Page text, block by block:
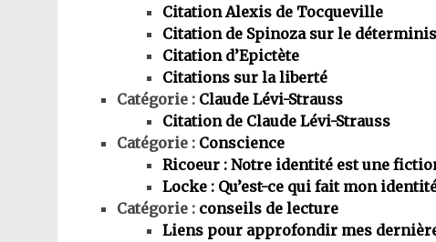
Citation Alexis de Tocqueville
Citation de Spinoza sur le
Citation d’Epictète
Citations sur la liberté
Catégorie : Claude Lévi-Strauss
Citation de Claude Lévi-Strauss
Catégorie : Conscience
Ricoeur : Notre identité est une
Locke : Qu’est-ce qui fait mon
Catégorie : conseils de lecture
Liens pour approfondir mes